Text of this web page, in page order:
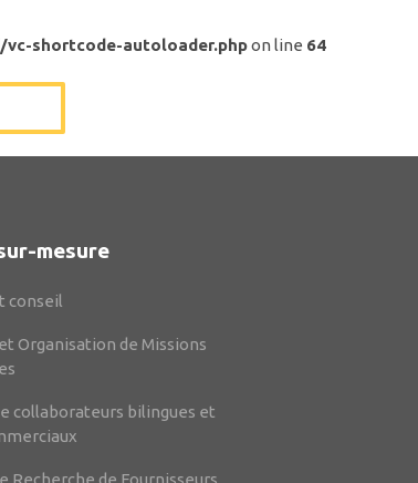
shortcode-autoloader.phpon line 64
mesure
conseil
Organisation de Missions
collaborateurs bilingues et
Recherche de Fournisseurs